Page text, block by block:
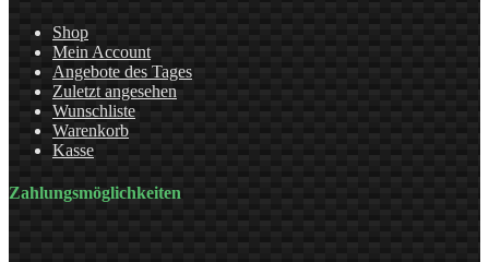
Shop
Mein Account
Angebote des Tages
Zuletzt angesehen
Wunschliste
Warenkorb
Kasse
Zahlungsmöglichkeiten